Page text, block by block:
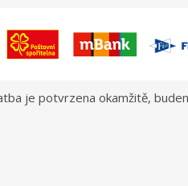
je potvrzena okamžitě,